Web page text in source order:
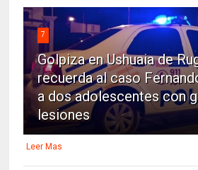
7
Golpiza en Ushuaia de
recuerda al caso
a dos adolescentes con
lesiones
Leer Mas